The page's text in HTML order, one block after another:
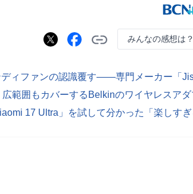
みんなの感想は？